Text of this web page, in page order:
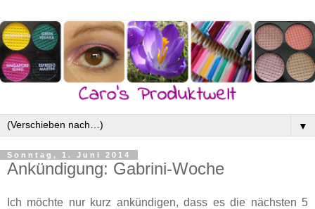
▼
Sonntag, 1. Juni 2014
Ankündigung: Gabrini-Woche
Ich möchte nur kurz ankündigen, dass es die nächsten 5